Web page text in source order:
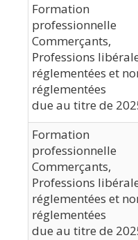
Formation
professionnelle
Commerçants,
Professions
réglementées et
réglementées
due au titre de
Formation
professionnelle
Commerçants,
Professions
réglementées et
réglementées
due au titre de